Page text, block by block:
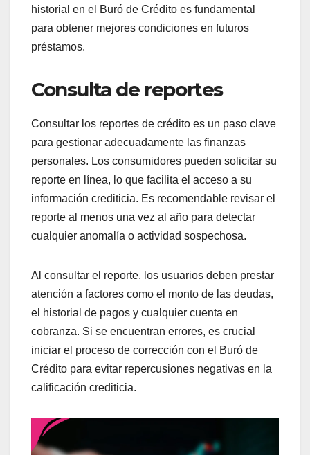
historial en el Buró de Crédito es fundamental
para obtener mejores condiciones en futuros
préstamos.
Consulta de reportes
Consultar los reportes de crédito es un paso clave
para gestionar adecuadamente las finanzas
personales. Los consumidores pueden solicitar su
reporte en línea, lo que facilita el acceso a su
información crediticia. Es recomendable revisar el
reporte al menos una vez al año para detectar
cualquier anomalía o actividad sospechosa.
Al consultar el reporte, los usuarios deben prestar
atención a factores como el monto de las deudas,
el historial de pagos y cualquier cuenta en
cobranza. Si se encuentran errores, es crucial
iniciar el proceso de corrección con el Buró de
Crédito para evitar repercusiones negativas en la
calificación crediticia.